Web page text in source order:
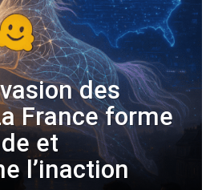
des
France forme
et
l’inaction